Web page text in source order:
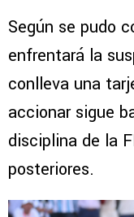
Según se pudo
enfrentará la
conlleva una
accionar sigue
disciplina de la
posteriores.